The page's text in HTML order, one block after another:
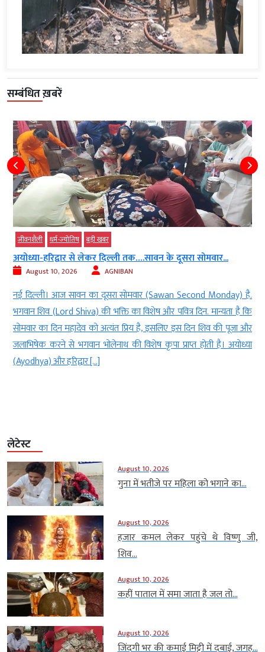
सम्बंधित ख़बरें
Monday) है.
मान्यता है कि
की पूजा और
है। अयोध्या
बड़ी खबर
कोलकाता एयरपोर्ट पर लैंडिंग के वक्त तेज लेजर...
August 10, 2026
कोलकाता। कोलकाता (Kolkata) में शनिवार रात 159 यात्रियों
(Plane) के साथ बड़ा हादसा टल गया. मलेशिया से आ रही
उतरने वाली थी, कॉकपिट की तरफ आई एक तेज लेजर लाइट
light) की वजह से पायलट की आंखें चौंधिया गईं. गनीमत रही
सूझबूझ […]
लेटेस्ट
August 10, 2026
गुना में भतीजे पर महिला को भगाने का...
August 10, 2026
हजार कमल लेकर पहुंचे थे विष्णु जी,
शिव...
August 10, 2026
कहीं पाताल में समा जाता है जल तो...
August 10, 2026
जिंदगी भर की कमाई मिट्टी में दबाई, जगह...